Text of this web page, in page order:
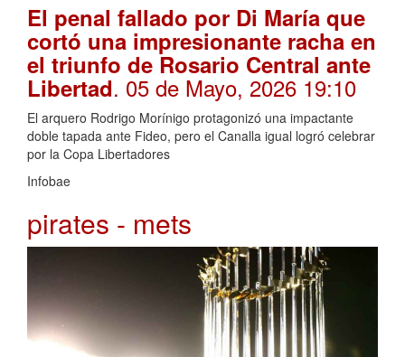
El penal fallado por Di María que
cortó una impresionante racha en
el triunfo de Rosario Central ante
Libertad. 05 de Mayo, 2026 19:10
El arquero Rodrigo Morínigo protagonizó una impactante
doble tapada ante Fideo, pero el Canalla igual logró celebrar
por la Copa Libertadores
Infobae
pirates - mets